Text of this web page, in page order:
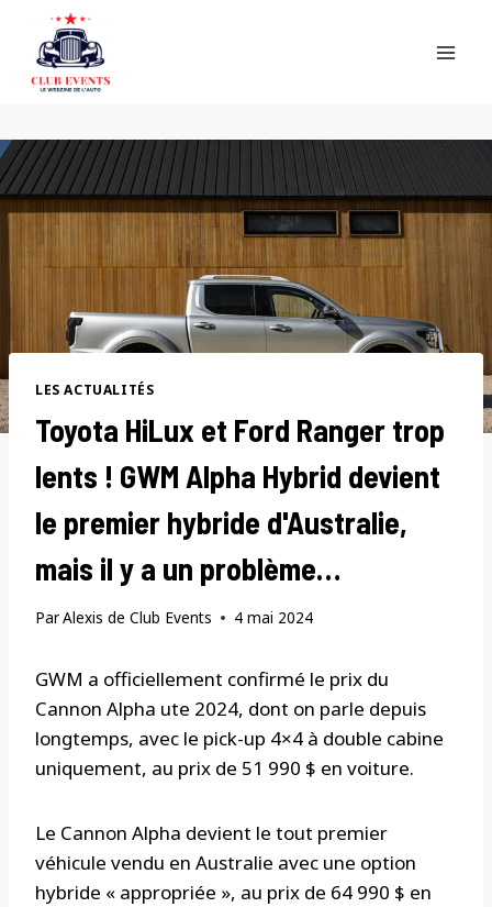
content
LES ACTUALITÉS
Toyota HiLux et Ford Ranger trop
lents ! GWM Alpha Hybrid devient
le premier hybride d'Australie,
mais il y a un problème…
ParAlexis de Club Events 4 mai 2024
GWM a officiellement confirmé le prix du
Cannon Alpha ute 2024, dont on parle depuis
longtemps, avec le pick-up 4×4 à double cabine
uniquement, au prix de 51 990 $ en voiture.
Le Cannon Alpha devient le tout premier
véhicule vendu en Australie avec une option
hybride « appropriée », au prix de 64 990 $ en